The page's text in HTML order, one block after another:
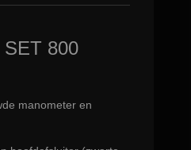
800
manometer en